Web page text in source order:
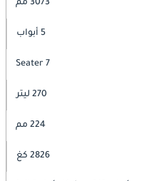
3073 مم
5 أبواب
7 Seater
270 ليتر
224 مم
2826 كغ